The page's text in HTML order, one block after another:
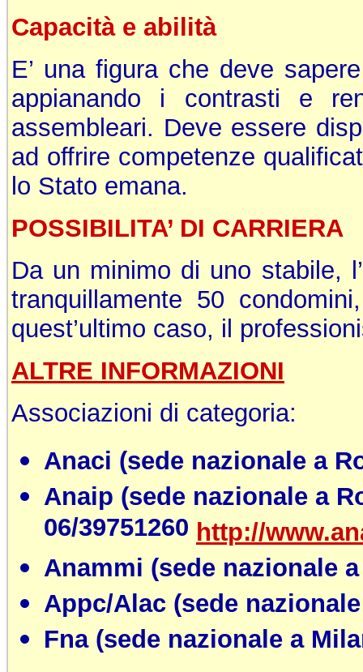
Capacità e abilità
E’ una figura che deve
appianando i contrasti e
assembleari. Deve essere
ad offrire competenze
lo Stato emana.
POSSIBILITA’ DI CARRIERA
Da un minimo di uno stabile,
tranquillamente 50
quest’ultimo caso, il
ALTRE INFORMAZIONI
Associazioni di categoria:
Anaci (sede nazionale a
Anaip (sede nazionale a
06/39751260 http://
Anammi (sede nazionale
Appc/Alac (sede
Fna (sede nazionale a